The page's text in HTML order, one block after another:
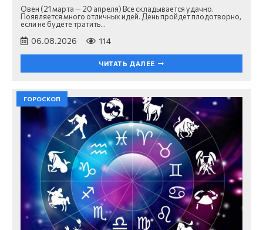
Овен (21 марта — 20 апреля) Все складывается удачно.
Появляется много отличных идей. День пройдет плодотворно,
если не будете тратить…
06.08.2026 114
ЧИТАТЬ ДАЛЕЕ
ГОРОСКОП